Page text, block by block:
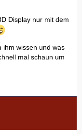
Display nur mit dem
ihm wissen und was
mal schaun um